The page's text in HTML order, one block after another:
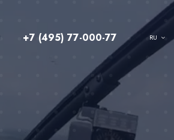
+7 (495) 77-000-77 RU